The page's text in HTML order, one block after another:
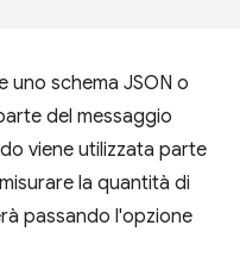
uno schema JSON o
del messaggio
viene utilizzata parte
la quantità di
passando l'opzione